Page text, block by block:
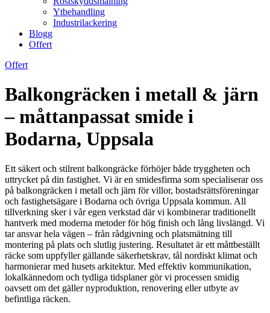
Ytbehandling
Industrilackering
Blogg
Offert
Offert
Balkongräcken i metall & järn
– måttanpassat smide i
Bodarna, Uppsala
Ett säkert och stilrent balkongräcke förhöjer både tryggheten och
uttrycket på din fastighet. Vi är en smidesfirma som specialiserar oss
på balkongräcken i metall och järn för villor, bostadsrättsföreningar
och fastighetsägare i Bodarna och övriga Uppsala kommun. All
tillverkning sker i vår egen verkstad där vi kombinerar traditionellt
hantverk med moderna metoder för hög finish och lång livslängd. Vi
tar ansvar hela vägen – från rådgivning och platsmätning till
montering på plats och slutlig justering. Resultatet är ett måttbeställt
räcke som uppfyller gällande säkerhetskrav, tål nordiskt klimat och
harmonierar med husets arkitektur. Med effektiv kommunikation,
lokalkännedom och tydliga tidsplaner gör vi processen smidig
oavsett om det gäller nyproduktion, renovering eller utbyte av
befintliga räcken.